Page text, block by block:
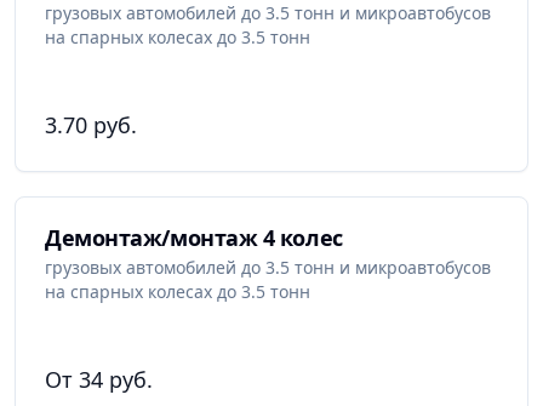
грузовых автомобилей до 3.5 тонн и микроавтобусов
на спарных колесах до 3.5 тонн
3.70 руб.
Демонтаж/монтаж 4 колес
грузовых автомобилей до 3.5 тонн и микроавтобусов
на спарных колесах до 3.5 тонн
От 34 руб.